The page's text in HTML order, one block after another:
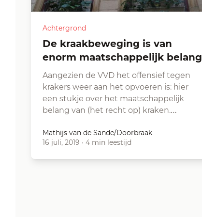
Achtergrond
De kraakbeweging is van
enorm maatschappelijk belang
Aangezien de VVD het offensief tegen
krakers weer aan het opvoeren is: hier
een stukje over het maatschappelijk
belang van (het recht op) kraken.…
Mathijs van de Sande/Doorbraak
16 juli, 2019 · 4 min leestijd